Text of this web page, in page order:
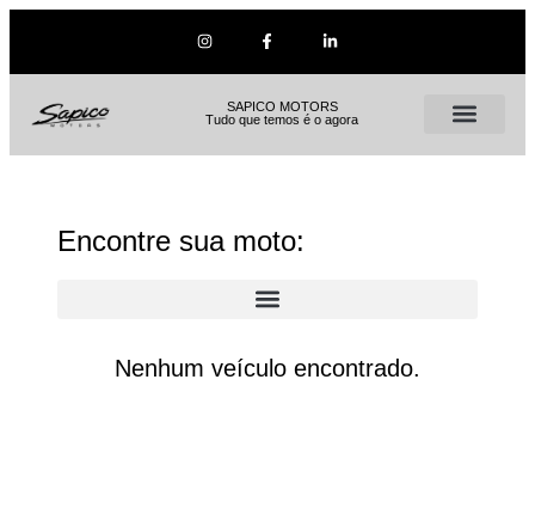
SAPICO MOTORS
Tudo que temos é o agora
Encontre sua moto:
Nenhum veículo encontrado.